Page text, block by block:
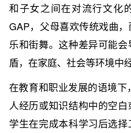
和子女之间在对流行文化
GAP，父母喜欢传统戏曲
乐和街舞。这种差异可能
盾，在家庭、社会等环境中
在教育和职业发展的语境
人经历或知识结构中的空
学生在完成本科学习后选